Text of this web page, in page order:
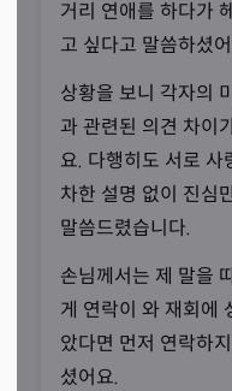
선생님께서는 신내림
이십니다. 경력이 길지
한 소문을 듣고 찾아올
거리 연애를 하다가
고 싶다고 말씀하셨
상황을 보니 각자의
과 관련된 의견 차이
요. 다행히도 서로 사
차한 설명 없이 진심
말씀드렸습니다.
손님께서는 제 말을
게 연락이 와 재회에
았다면 먼저 연락하
셨어요.